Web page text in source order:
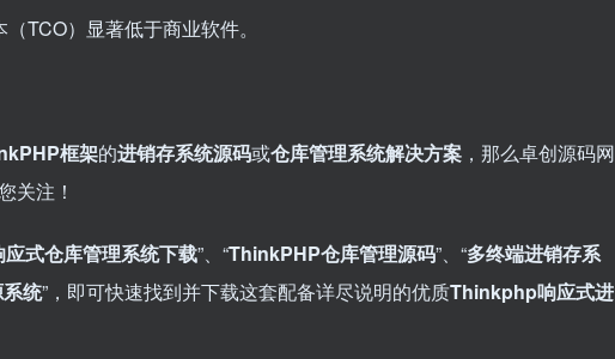
TCO）显著低于商业软件。
框架的进销存系统源码或仓库管理系统解决方案 ，那么卓创源码网
关注！
应式仓库管理系统下载”、“ThinkPHP仓库管理源码”、“多终端进销存系
统”，即可快速找到并下载这套配备详尽说明的优质Thinkphp响应式进